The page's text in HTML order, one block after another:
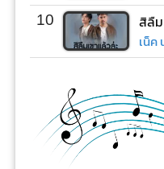
10 สิลืม
เน็ค